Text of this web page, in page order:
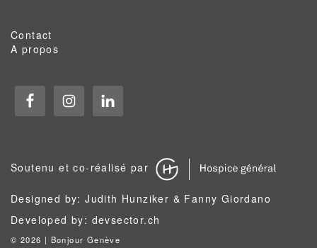
Contact
A propos
Soutenu et co-réalisé par
Designed by: Judith Hunziker & Fanny Giordano
Developed by: devsector.ch
© 2026 | Bonjour Genève